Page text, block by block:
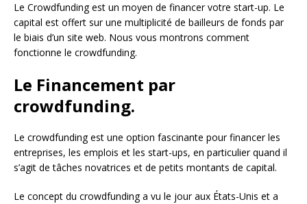
Le Crowdfunding est un moyen de financer votre start-up. Le
capital est offert sur une multiplicité de bailleurs de fonds par
le biais d’un site web. Nous vous montrons comment
fonctionne le crowdfunding.
Le Financement par
crowdfunding.
Le crowdfunding est une option fascinante pour financer les
entreprises, les emplois et les start-ups, en particulier quand il
s’agit de tâches novatrices et de petits montants de capital.
Le concept du crowdfunding a vu le jour aux États-Unis et a